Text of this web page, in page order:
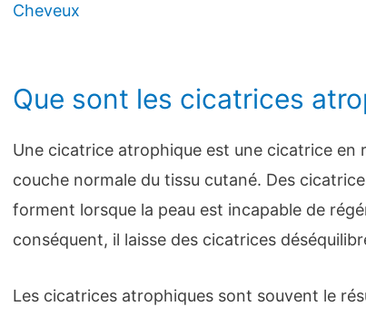
Cheveux
Que sont les cicatrices
Une cicatrice atrophique est une cicatrice en
couche normale du tissu cutané. Des
forment lorsque la peau est incapable de
conséquent, il laisse des cicatrices
Les cicatrices atrophiques sont souvent le